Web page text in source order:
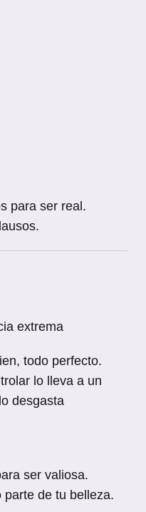
para ser real.
extrema
todo perfecto.
lo lleva a un
desgasta
ser valiosa.
de tu belleza.